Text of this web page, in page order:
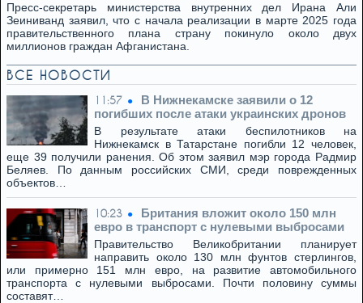
Пресс-секретарь министерства внутренних дел Ирана Али
Зеиниванд заявил, что с начала реализации в марте 2025 года
правительственного плана страну покинуло около двух
миллионов граждан Афганистана.
ВСЕ НОВОСТИ
11:57
В Нижнекамске заявили о 12
погибших после атаки украинских дронов
В результате атаки беспилотников на
Нижнекамск в Татарстане погибли 12 человек,
еще 39 получили ранения. Об этом заявил мэр города Радмир
Беляев. По данным российских СМИ, среди поврежденных
объектов…
10:23
Британия вложит около 150 млн
евро в транспорт с нулевыми выбросами
Правительство Великобритании планирует
направить около 130 млн фунтов стерлингов,
или примерно 151 млн евро, на развитие автомобильного
транспорта с нулевыми выбросами. Почти половину суммы
составят…